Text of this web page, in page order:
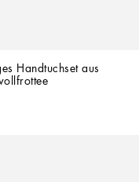
Handtuchset aus